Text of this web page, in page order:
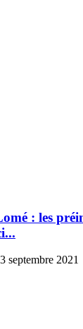
: les
septembre 2021